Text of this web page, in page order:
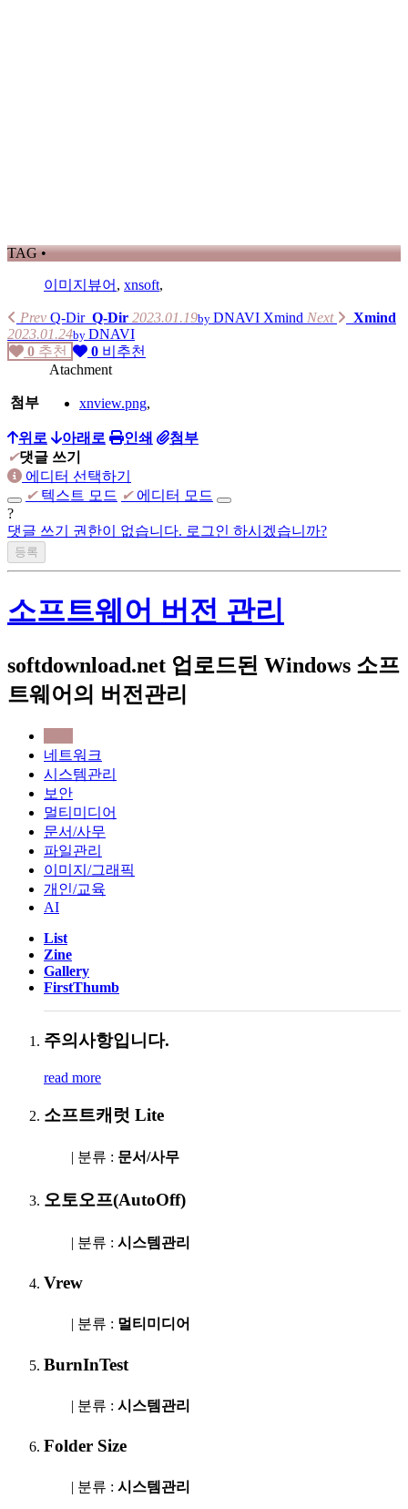
TAG •
이미지뷰어 , xnsoft,
Prev Q-Dir Q-Dir 2023.01.19by DNAVI Xmind Next
Xmind
2023.01.24by DNAVI
0 추천 0 비추천
Atachment
첨부 xnview.png,
위로 아래로 인쇄
첨부
✔댓글 쓰기
에디터 선택하기
✔ 텍스트 모드 ✔ 에디터 모드
?
댓글 쓰기 권한이 없습니다. 로그인 하시겠습니까?
소프트웨어 버전 관리
softdownload.net 업로드된 Windows 소프
트웨어의 버전관리
네트워크
시스템관리
보안
멀티미디어
문서/사무
파일관리
이미지/그래픽
개인/교육
AI
List
Zine
Gallery
FirstThumb
주의사항입니다.
read more
소프트캐럿 Lite
| 분류 : 문서/사무
오토오프(AutoOff)
| 분류 : 시스템관리
Vrew
| 분류 : 멀티미디어
BurnInTest
| 분류 : 시스템관리
Folder Size
| 분류 : 시스템관리